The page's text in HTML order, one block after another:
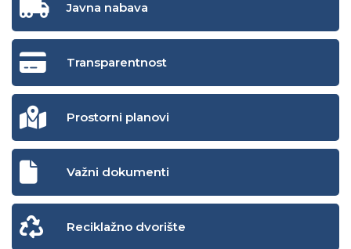
Javna nabava
Transparentnost
Prostorni planovi
Važni dokumenti
Reciklažno dvorište